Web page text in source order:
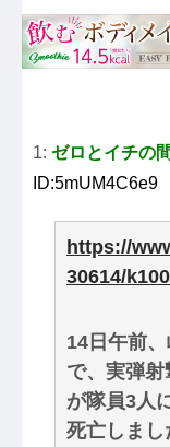
1: ゼロとイチの
ID:5mUM4C6e9
https://
30614/
14日午前
で、実弾
が隊員3人
死亡しま